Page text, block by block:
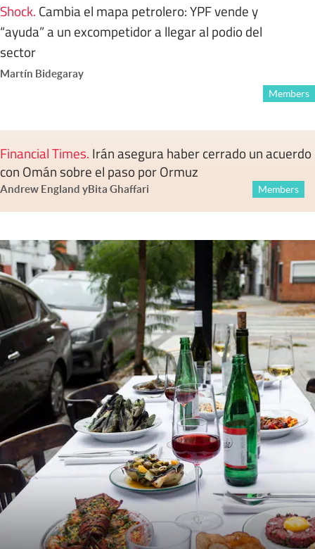
Shock. Cambia el mapa petrolero: YPF vende y
“ayuda” a un excompetidor a llegar al podio del
sector
Martín Bidegaray
Members
Financial Times. Irán asegura haber cerrado un acuerdo
con Omán sobre el paso por Ormuz
Andrew England yBita Ghaffari Members